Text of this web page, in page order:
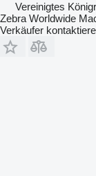
Vereinigtes
Zebra Worldwide
Verkäufer